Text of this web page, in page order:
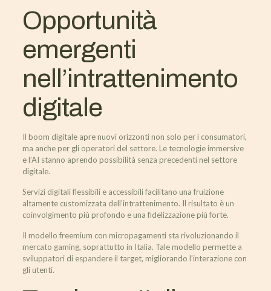
Opportunità
emergenti
nell’intrattenimento
digitale
Il boom digitale apre nuovi orizzonti non solo per i consumatori,
ma anche per gli operatori del settore. Le tecnologie immersive
e l’AI stanno aprendo possibilità senza precedenti nel settore
digitale.
Servizi digitali flessibili e accessibili facilitano una fruizione
altamente customizzata dell’intrattenimento. Il risultato è un
coinvolgimento più profondo e una fidelizzazione più forte.
Il modello freemium con micropagamenti sta rivoluzionando il
mercato gaming, soprattutto in Italia. Tale modello permette a
sviluppatori di espandere il target, migliorando l’interazione con
gli utenti.